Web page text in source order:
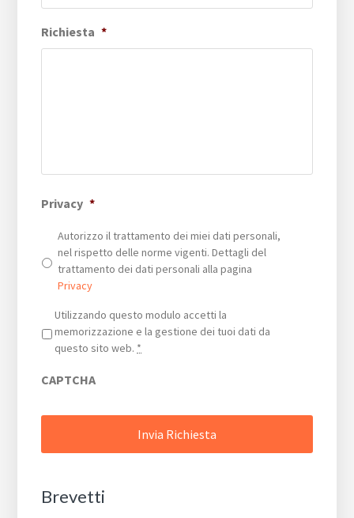
Richiesta *
Privacy *
Autorizzo il trattamento dei miei dati personali,
nel rispetto delle norme vigenti. Dettagli del
trattamento dei dati personali alla pagina
Privacy
Privacy *
Utilizzando questo modulo accetti la
memorizzazione e la gestione dei tuoi dati da
questo sito web. *
CAPTCHA
Brevetti